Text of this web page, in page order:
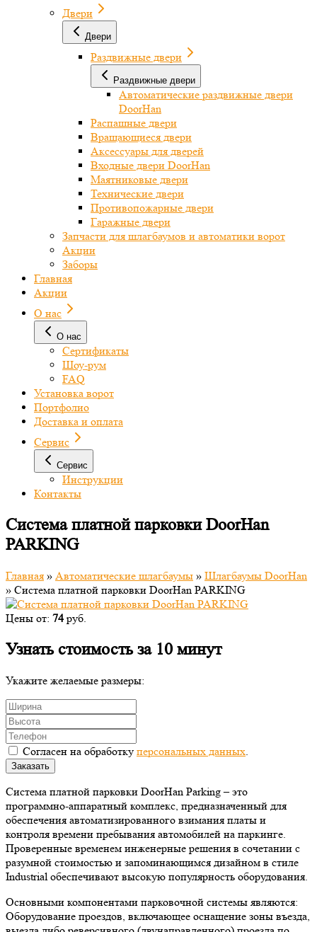
Двери
Двери
Раздвижные двери
Раздвижные двери
Автоматические раздвижные двери
DoorHan
Распашные двери
Вращающиеся двери
Аксессуары для дверей
Входные двери DoorHan
Маятниковые двери
Технические двери
Противопожарные двери
Гаражные двери
Запчасти для шлагбаумов и автоматики ворот
Акции
Заборы
Главная
Акции
О нас
О нас
Сертификаты
Шоу-рум
FAQ
Установка ворот
Портфолио
Доставка и оплата
Сервис
Сервис
Инструкции
Контакты
Cистема платной парковки DoorHan
PARKING
Главная » Автоматические шлагбаумы » Шлагбаумы DoorHan
» Cистема платной парковки DoorHan PARKING
Цены от: 74руб.
Узнать стоимость за 10 минут
Укажите желаемые размеры:
Согласен на обработку персональных данных
Заказать
Система платной парковки DoorHan Parking – это
программно-аппаратный комплекс, предназначенный для
обеспечения автоматизированного взимания платы и
контроля времени пребывания автомобилей на паркинге.
Проверенные временем инженерные решения в сочетании с
разумной стоимостью и запоминающимся дизайном в стиле
Industrial обеспечивают высокую популярность оборудования.
Основными компонентами парковочной системы являются:
Оборудование проездов, включающее оснащение зоны въезда,